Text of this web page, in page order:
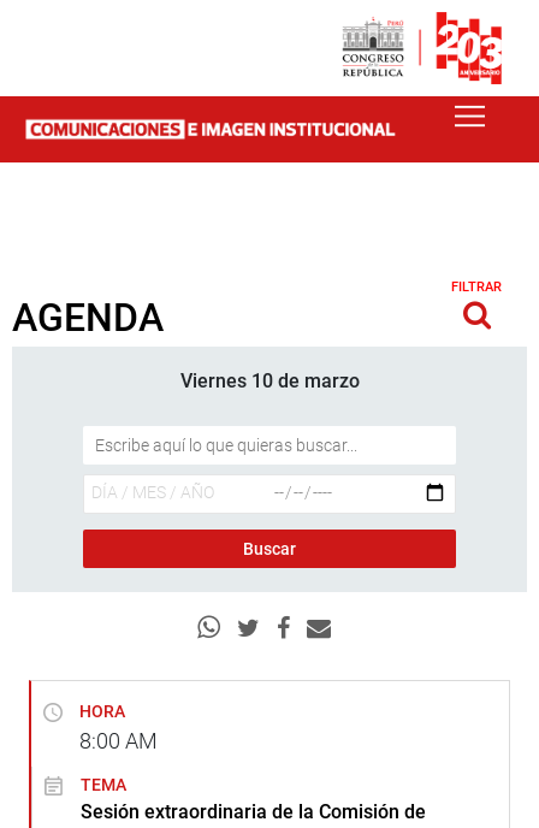
AGENDA
FILTRAR
Viernes 10 de marzo
HORA
8:00 AM
TEMA
Sesión extraordinaria de la Comisión de